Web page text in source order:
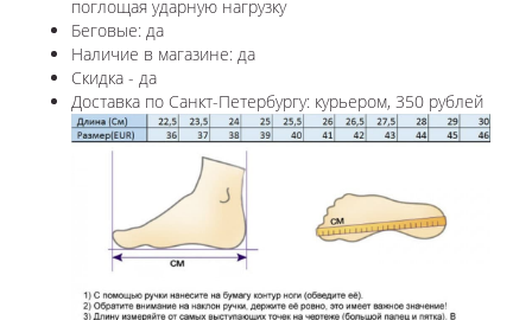
поглощая ударную нагрузку
Беговые: да
Наличие в магазине: да
Скидка - да
Доставка по Санкт-Петербургу: курьером, 350 рублей